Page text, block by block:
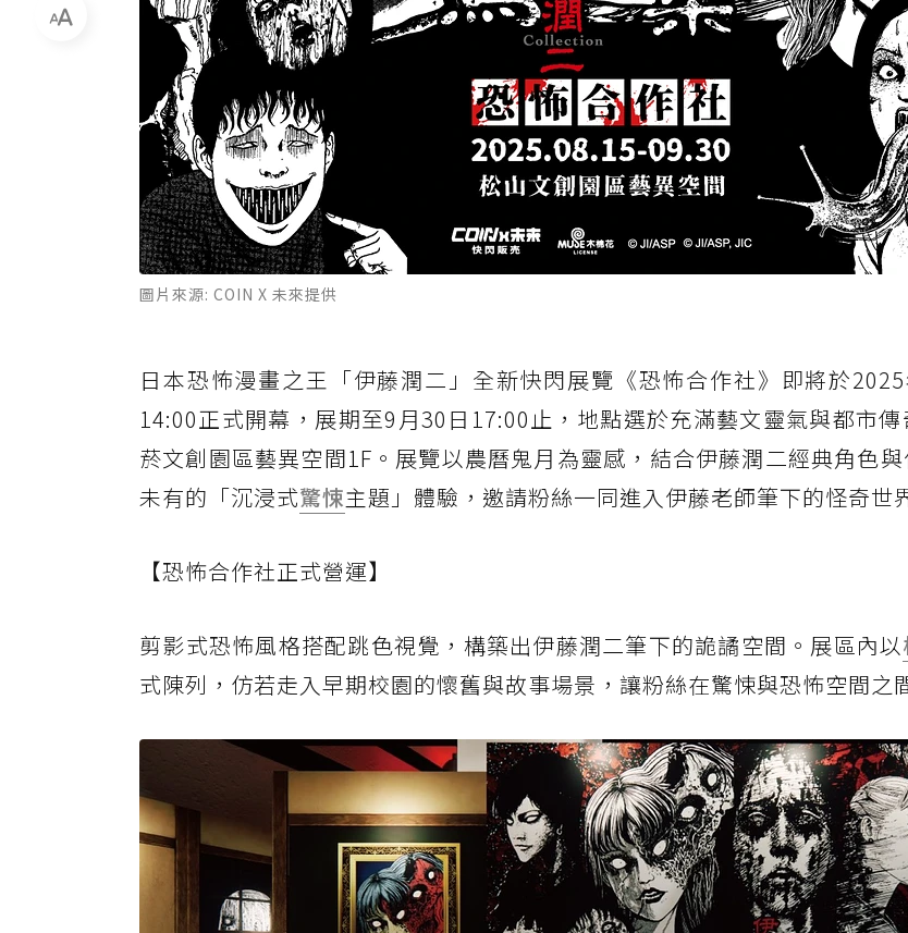
圖片來源: COIN X 未來提供
日本恐怖漫畫之王「伊藤潤二」全新快閃展覽《恐怖合作社》即將於
14:00正式開幕，展期至9月30日17:00止，地點選於充滿藝文靈氣與都市
菸文創園區藝異空間1F。展覽以農曆鬼月為靈感，結合伊藤潤二經典角色
未有的「沉浸式驚悚主題」體驗，邀請粉絲一同進入伊藤老師筆下的怪奇世
【恐怖合作社正式營運】
剪影式恐怖風格搭配跳色視覺，構築出伊藤潤二筆下的詭譎空間。展區內以
式陳列，仿若走入早期校園的懷舊與故事場景，讓粉絲在驚悚與恐怖空間之